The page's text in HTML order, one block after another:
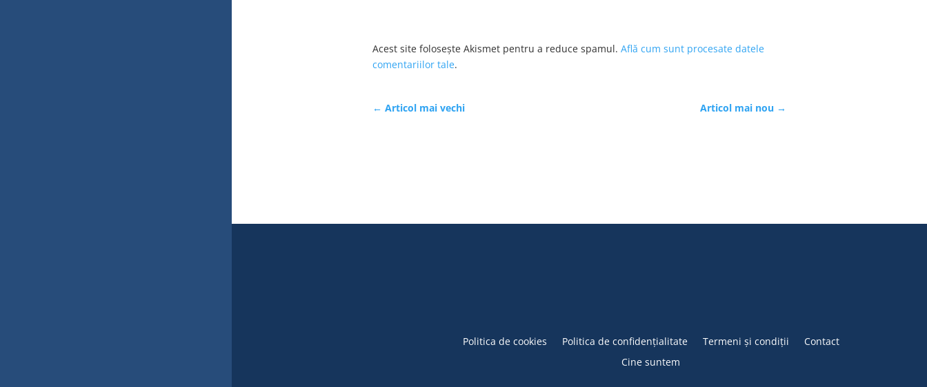
Acest site folosește Akismet pentru a reduce spamul. Află cum sunt procesate datele
comentariilor tale.
← Articol mai vechi Articol mai nou →
Politica de cookies Politica de confidențialitate Termeni și condiții
Contact
Cine suntem